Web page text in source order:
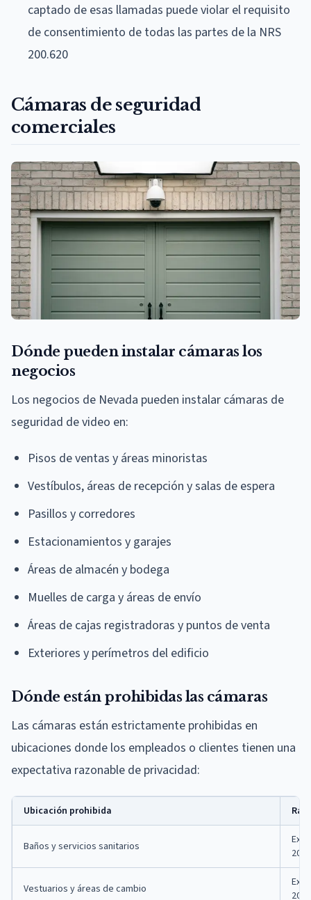
captado de esas llamadas puede violar el requisito
de consentimiento de todas las partes de la NRS
200.620
Cámaras de seguridad
comerciales
Dónde pueden instalar cámaras los
negocios
Los negocios de Nevada pueden instalar cámaras de
seguridad de video en:
Pisos de ventas y áreas minoristas
Vestíbulos, áreas de recepción y salas de espera
Pasillos y corredores
Estacionamientos y garajes
Áreas de almacén y bodega
Muelles de carga y áreas de envío
Áreas de cajas registradoras y puntos de venta
Exteriores y perímetros del edificio
Dónde están prohibidas las cámaras
Las cámaras están estrictamente prohibidas en
ubicaciones donde los empleados o clientes tienen una
expectativa razonable de privacidad:
Ubicación prohibida
Baños y servicios sanitarios
Vestuarios y áreas de cambio